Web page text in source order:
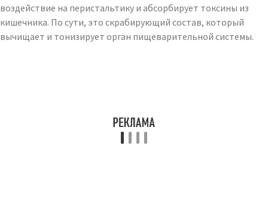
воздействие на перистальтику и абсорбирует токсины из
кишечника. По сути, это скрабирующий состав, который
вычищает и тонизирует орган пищеварительной системы.